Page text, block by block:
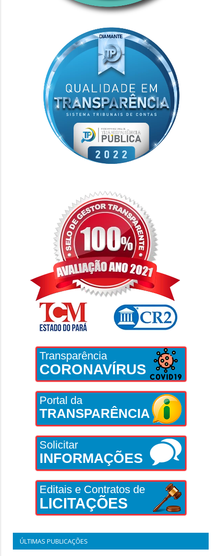
Transparência
CORONAVÍRUS
Portal da
TRANSPARÊNCIA
Solicitar
INFORMAÇÕES
Editais e Contratos de
LICITAÇÕES
ÚLTIMAS PUBLICAÇÕES